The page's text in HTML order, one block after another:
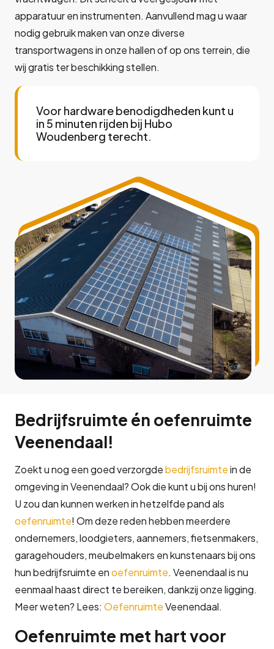
apparatuur en instrumenten. Aanvullend mag u waar
nodig gebruik maken van onze diverse
transportwagens in onze hallen of op ons terrein, die
wij gratis ter beschikking stellen.
Voor hardware benodigdheden kunt u
in 5 minuten rijden bij Hubo
Woudenberg terecht.
Bedrijfsruimte én oefenruimte
Veenendaal!
Zoekt u nog een goed verzorgdebedrijfsruimtein de
omgeving in Veenendaal? Ook die kunt u bij ons huren!
U zou dan kunnen werken in hetzelfde pand als
oefenruimte! Om deze reden hebben meerdere
ondernemers, loodgieters, aannemers, fietsenmakers,
garagehouders, meubelmakers en kunstenaars bij ons
hun bedrijfsruimte enoefenruimte. Veenendaal is nu
eenmaal haast direct te bereiken, dankzij onze ligging.
Meer weten? Lees: OefenruimteVeenendaal.
Oefenruimte met hart voor